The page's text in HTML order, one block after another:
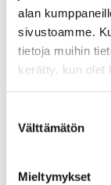
alan
sivustoamme.
tietoja muihin
kerätty, kun olet
valinta
Välttämätön
Mieltymykset
SUORAAN